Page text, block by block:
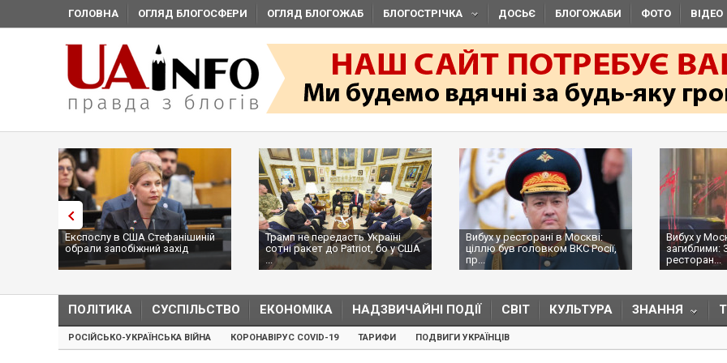
ГОЛОВНА ОГЛЯД БЛОГОСФЕРИ ОГЛЯД БЛОГОЖАБ БЛОГОСТРІЧКА ДОСЬЄ БЛОГОЖАБИ ФОТО ВІДЕО
Експослу в США Стефанішиній
обрали запобіжний захід
Трамп не передасть Україні
сотні ракет до Patriot, бо у США
...
Вибух у ресторані в Москві:
ціллю був головком ВКС Росії,
пр...
Вибух у
загиблими:
ресторан...
ПОЛІТИКА СУСПІЛЬСТВО ЕКОНОМІКА НАДЗВИЧАЙНІ ПОДІЇ СВІТ КУЛЬТУРА ЗНАННЯ
РОСІЙСЬКО-УКРАЇНСЬКА ВІЙНА КОРОНАВІРУС COVID-19 ТАРИФИ ПОДВИГИ УКРАЇНЦІВ